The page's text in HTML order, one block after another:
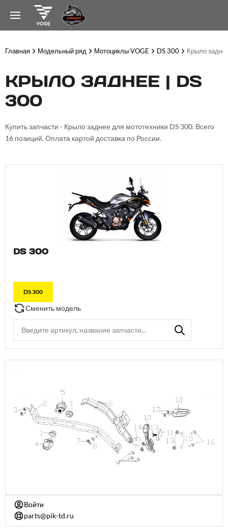
Главная Модельный ряд Мотоциклы VOGE DS 300 Крыло
КРЫЛО ЗАДНЕЕ | DS
300
Купить запчасти - Крыло заднее для мототехники DS 300. Всего
16 позиций. Оплата картой доставка по России.
DS 300
DS 300
Сменить модель
Войти
parts@pik-td.ru